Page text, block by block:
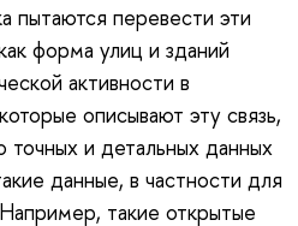
пытаются перевести эти
форма улиц и зданий
активности в
описывают эту связь,
точных и детальных данных
данные, в частности для
такие открытые